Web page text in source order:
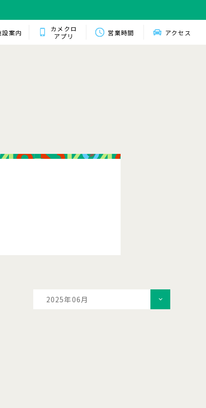
設案内
カメクロ
アプリ
営業時間 アクセス
2025年06月